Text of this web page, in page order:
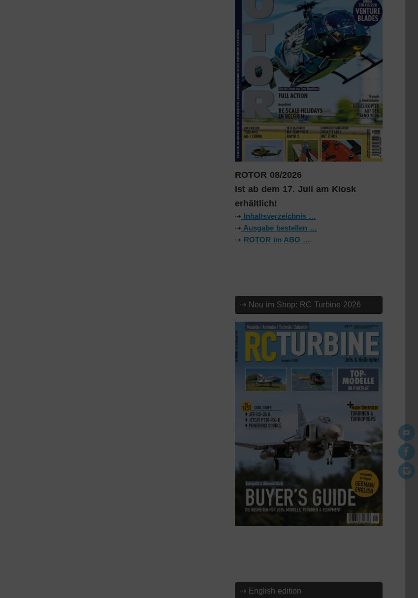
ROTOR 08/2026
ist ab dem 17. Juli am Kiosk
erhältlich!
⇢ Inhaltsverzeichnis …
⇢ Ausgabe bestellen …
⇢ ROTOR im ABO …
⇢ Neu im Shop: RC Turbine 2026
⇢ English edition